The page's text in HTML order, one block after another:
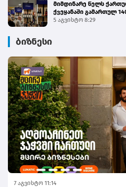
მიმდინარე წელს
ქვეყანაში გამართულ
წარმოდგენილი
5 აგვისტო 8:29
ბიზნესი
7 აგვისტო 11:14